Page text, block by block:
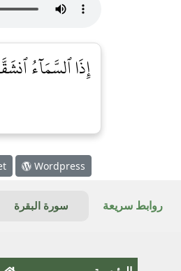
إِذَا ٱلسَّمَآءُ
Wordpress
روابط سريعة سورة البقرة